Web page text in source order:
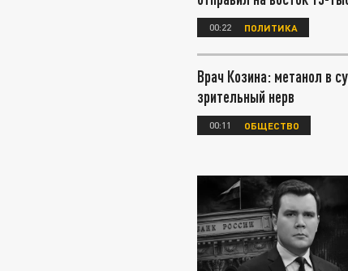
00:22 ПОЛИТИКА
Врач Козина: метанол в
зрительный нерв
00:11 ОБЩЕСТВО